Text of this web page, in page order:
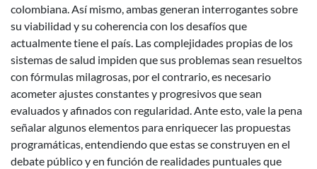
colombiana. Así mismo, ambas generan interrogantes sobre
su viabilidad y su coherencia con los desafíos que
actualmente tiene el país. Las complejidades propias de los
sistemas de salud impiden que sus problemas sean resueltos
con fórmulas milagrosas, por el contrario, es necesario
acometer ajustes constantes y progresivos que sean
evaluados y afinados con regularidad. Ante esto, vale la pena
señalar algunos elementos para enriquecer las propuestas
programáticas, entendiendo que estas se construyen en el
debate público y en función de realidades puntuales que